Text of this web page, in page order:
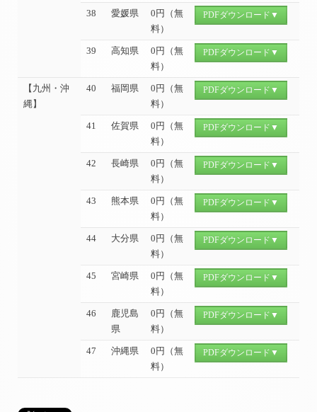
38 愛媛県
0円（無
料）
PDFダウンロード▼
39 高知県
0円（無
料）
PDFダウンロード▼
【九州・沖
縄】
40 福岡県
0円（無
料）
PDFダウンロード▼
41 佐賀県
0円（無
料）
PDFダウンロード▼
42 長崎県
0円（無
料）
PDFダウンロード▼
43 熊本県
0円（無
料）
PDFダウンロード▼
44 大分県
0円（無
料）
PDFダウンロード▼
45 宮崎県
0円（無
料）
PDFダウンロード▼
46
鹿児島
県
0円（無
料）
PDFダウンロード▼
47 沖縄県
0円（無
料）
PDFダウンロード▼